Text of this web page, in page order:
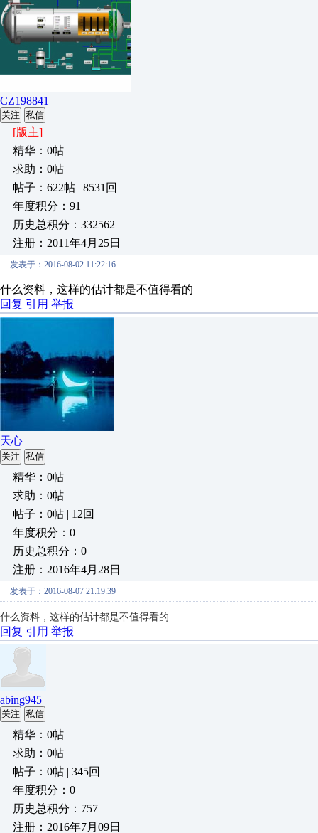
CZ198841
关注 私信
[版主]
精华：0帖
求助：0帖
帖子：622帖 | 8531回
年度积分：91
历史总积分：332562
注册：2011年4月25日
发表于：2016-08-02 11:22:16
什么资料，这样的估计都是不值得看的
回复 引用 举报
天心
关注 私信
精华：0帖
求助：0帖
帖子：0帖 | 12回
年度积分：0
历史总积分：0
注册：2016年4月28日
发表于：2016-08-07 21:19:39
什么资料，这样的估计都是不值得看的
回复 引用 举报
abing945
关注 私信
精华：0帖
求助：0帖
帖子：0帖 | 345回
年度积分：0
历史总积分：757
注册：2016年7月09日